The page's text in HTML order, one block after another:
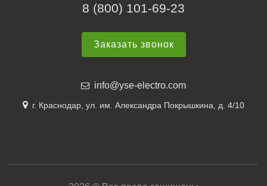
8 (800) 101-69-23
Заказать звонок
info@yse-electro.com
г. Краснодар, ул. им. Александра Покрышкина, д. 4/10